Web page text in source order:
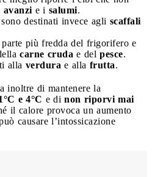
avanzi e i salumi.
sono destinati invece agli scaffali
parte più fredda del frigorifero e
carne cruda e del pesce.
alla verdura e alla frutta.
inoltre di mantenere la
e 4°C e di non riporvi mai
il calore provoca un aumento
causare l’intossicazione